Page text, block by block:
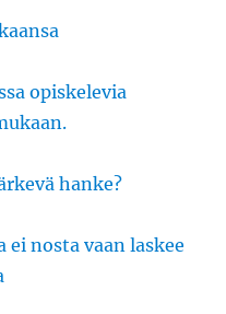
opiskelevia
hanke?
nosta vaan laskee